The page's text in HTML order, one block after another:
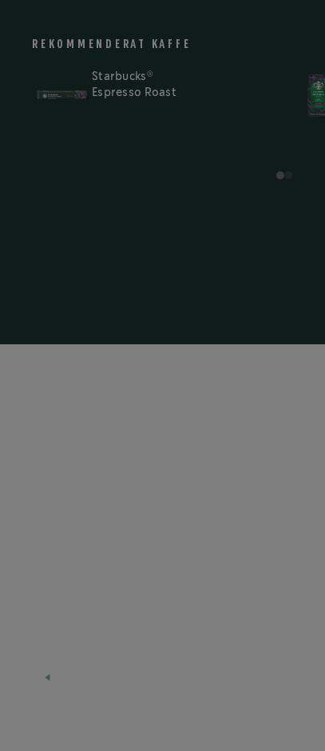
REKOMMENDERAT KAFFE
Starbucks ®
Espresso Roast